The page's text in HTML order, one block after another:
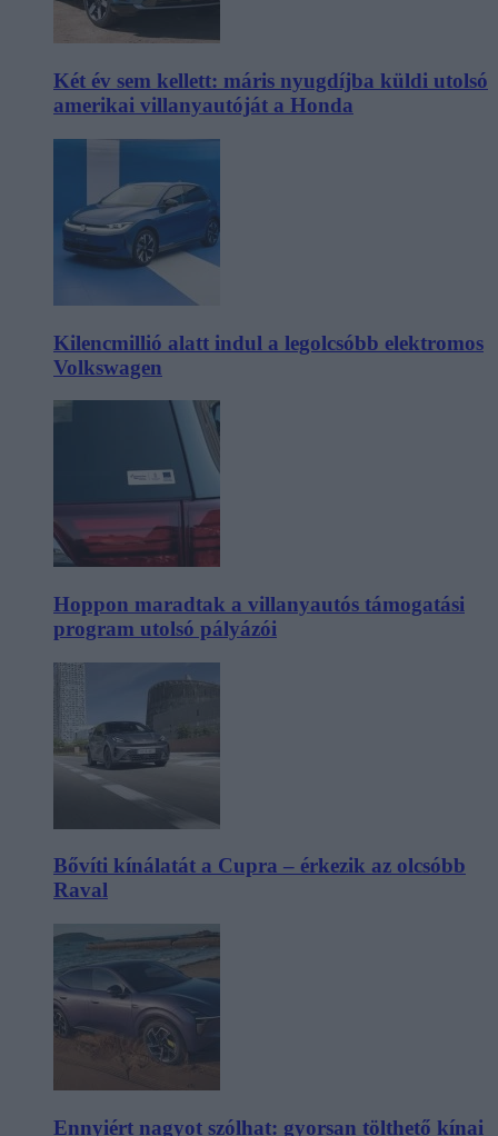
Két év sem kellett: máris nyugdíjba küldi utolsó
amerikai villanyautóját a Honda
Kilencmillió alatt indul a legolcsóbb elektromos
Volkswagen
Hoppon maradtak a villanyautós támogatási
program utolsó pályázói
Bővíti kínálatát a Cupra – érkezik az olcsóbb
Raval
Ennyiért nagyot szólhat: gyorsan tölthető kínai